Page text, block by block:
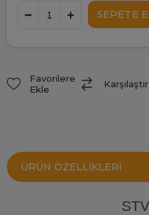
Favorilere
Ekle
Karşılaştır
ÜRÜN ÖZELLIKLERI